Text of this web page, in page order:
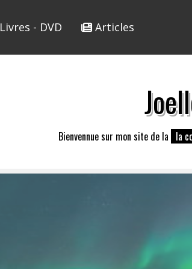
Livres - DVD Articles
Bienvennue sur mon site de la la